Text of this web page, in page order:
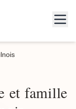
et famille